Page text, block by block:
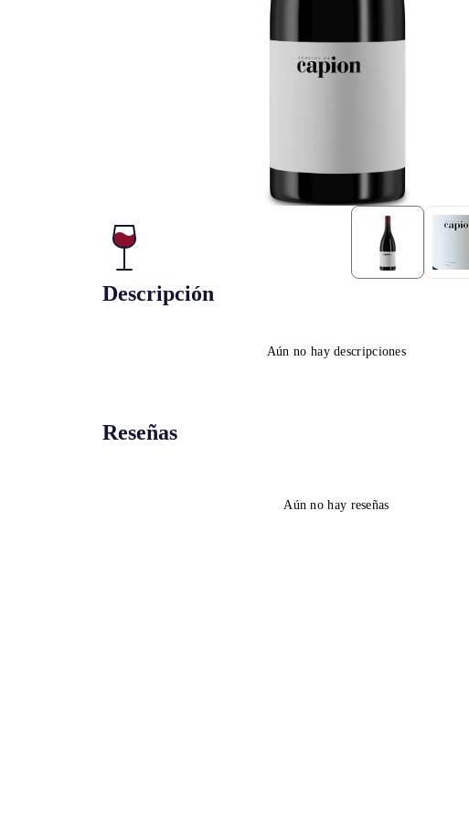
Descripción
Aún no hay descripciones
Reseñas
Aún no hay reseñas